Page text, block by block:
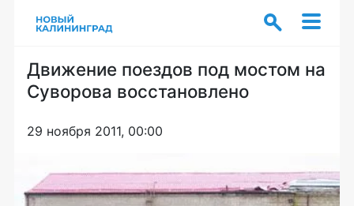
Движение поездов под мостом на
Суворова восстановлено
29 ноября 2011, 00:00